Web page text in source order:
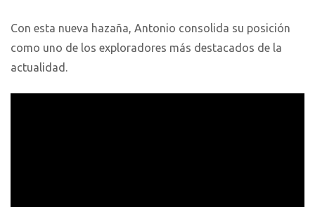
Con esta nueva hazaña, Antonio consolida su posición
como uno de los exploradores más destacados de la
actualidad.